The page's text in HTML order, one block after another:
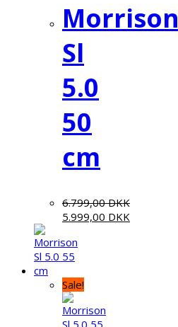
Morrison
Sl
5.0
50
cm
6.799,00DKK
5.999,00 DKK
Sale!